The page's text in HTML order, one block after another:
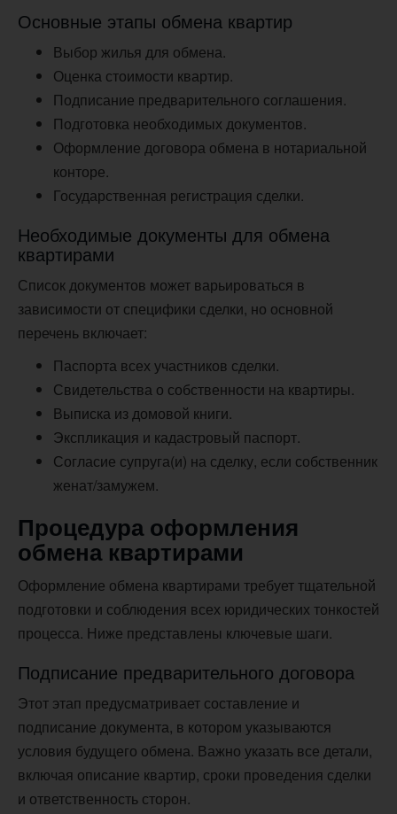
Основные этапы обмена квартир
Выбор жилья для обмена.
Оценка стоимости квартир.
Подписание предварительного соглашения.
Подготовка необходимых документов.
Оформление договора обмена в нотариальной
конторе.
Государственная регистрация сделки.
Необходимые документы для обмена
квартирами
Список документов может варьироваться в
зависимости от специфики сделки, но основной
перечень включает:
Паспорта всех участников сделки.
Свидетельства о собственности на квартиры.
Выписка из домовой книги.
Экспликация и кадастровый паспорт.
Согласие супруга(и) на сделку, если собственник
женат/замужем.
Процедура оформления
обмена квартирами
Оформление обмена квартирами требует тщательной
подготовки и соблюдения всех юридических тонкостей
процесса. Ниже представлены ключевые шаги.
Подписание предварительного договора
Этот этап предусматривает составление и
подписание документа, в котором указываются
условия будущего обмена. Важно указать все детали,
включая описание квартир, сроки проведения сделки
и ответственность сторон.